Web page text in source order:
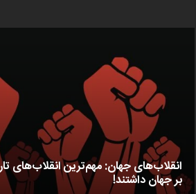
انقلاب‌های جهان: مهم‌ترین انقلاب‌های
بر جهان داشتند!